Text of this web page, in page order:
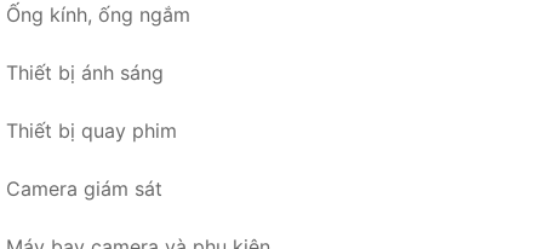
Ống kính, ống ngắm
Thiết bị ánh sáng
Thiết bị quay phim
Camera giám sát